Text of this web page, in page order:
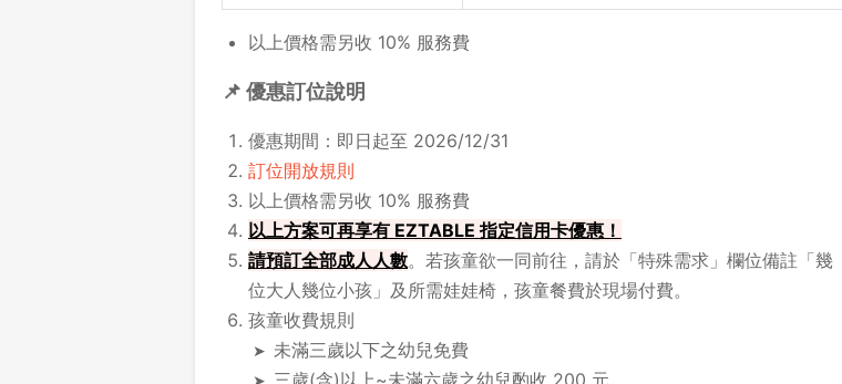
以上價格需另收 10% 服務費
📌 優惠訂位說明
優惠期間：即日起至 2026/12/31
訂位開放規則
以上價格需另收 10% 服務費
以上方案可再享有 EZTABLE 指定信用卡優惠！
請預訂全部成人人數。若孩童欲一同前往，請於「特殊需求」欄位備註「幾
位大人幾位小孩」及所需娃娃椅，孩童餐費於現場付費。
孩童收費規則
未滿三歲以下之幼兒免費
三歲(含)以上~未滿六歲之幼兒酌收 200 元